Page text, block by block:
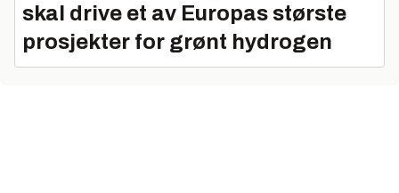
skal drive et av Europas største
prosjekter for grønt hydrogen